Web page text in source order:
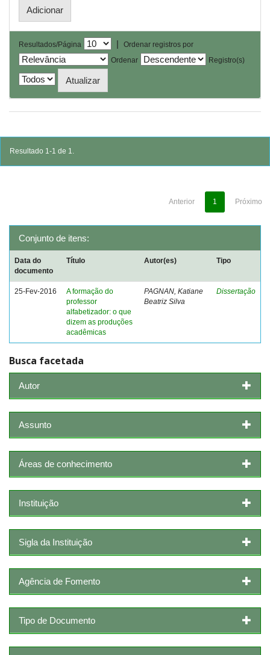
Resultados/Página |
Ordenar registros por
Ordenar
Registro(s)
Resultado 1-1 de 1.
Anterior 1 Próximo
Conjunto de itens:
Data do
documento
Título Autor(es) Tipo
25-Fev-2016
A formação do
professor
alfabetizador: o que
dizem as produções
acadêmicas
PAGNAN, Katiane
Beatriz Silva
Dissertação
Busca facetada
Autor
Assunto
Áreas de conhecimento
Instituição
Sigla da Instituição
Agência de Fomento
Tipo de Documento